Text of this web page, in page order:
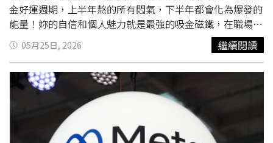
化的醫療健康整合能力。這些資產包括：amiko AI – AI 驅動
生物醫學智能總部位於臺灣的 amiko AI 正在開發一個「AI
共同科學家」（AI Co-Scientist）平台，聚焦於生物醫學推
理、本體論驅動的 AI 系統及 AI 輔助藥物發現。其技術旨在
加速科學發現、精準診斷及 AI 驅動的醫療健康協調。
Pathomics Health – 精準診斷與數位健康總部位於新加坡的
Pathomics Health 在東南亞提供精準腫瘤診斷、預測性風
險分析及 AI 驅動數位健康管理平台。其 PathGene 及 P7
Health 平台支援基因組分析、分子診斷及連續性健康管
理。Danner Laboratory – 臨床驗證與液態切片Danner
金好運週期，上半年熬的所有悶氣，下半年都會化為爆發的
能量！妳的自信和個人魅力就是最強的吸金磁鐵，在職場上
不僅有晉升加薪的機會，高薪挖角也會主動找上門；更厲害
的是偏財運勢，跨界合作的機會不斷，身邊的貴人會主動給
妳送企劃、送資源，哪怕是隨手參與的抽獎都能有意外驚
喜。（圖／取自PEXELS）金牛座：職場正財全面爆發，長
線投資迎來超額回報身為人間存錢筒的金牛座，下半年金星
與天王星在財帛宮交匯，之前默默深耕的專業實力和口碑，
終於要被真正有實力的頂級客戶看見。正財方面表現極為亮
05月25日, 2026 繼續閱讀